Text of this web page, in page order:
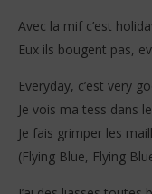
Avec la mif c’est
Eux ils bougent pas,
Everyday, c’est very
Je vois ma tess dans
Je fais grimper les
(Flying Blue, Flying